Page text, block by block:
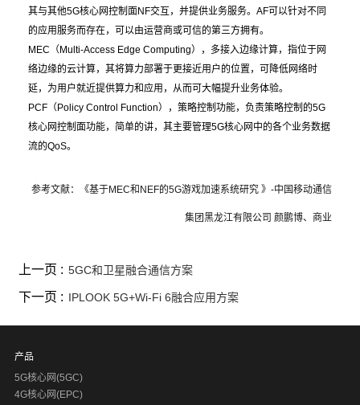
其与其他5G核心网控制面NF交互，并提供业务服务。AF可以针对不同
的应用服务而存在，可以由运营商或可信的第三方拥有。
MEC （Multi-Access Edge Computing），多接入边缘计算，指位于网
络边缘的云计算，其将算力部署于更接近用户的位置，可降低网络时
延，为用户就近提供算力和应用，从而可大幅提升业务体验。
PCF（Policy Control Function），策略控制功能，负责策略控制的5G
核心网控制面功能，简单的讲，其主要管理5G核心网中的各个业务数据
流的QoS。
参考文献：《基于MEC和NEF的5G游戏加速系统研究 》-中国移动通信
集团黑龙江有限公司 颜鹏博、商业
上一页 : 5GC和卫星融合通信方案
下一页 : IPLOOK 5G+Wi-Fi 6融合应用方案
产品
5G核心网(5GC)
4G核心网(EPC)